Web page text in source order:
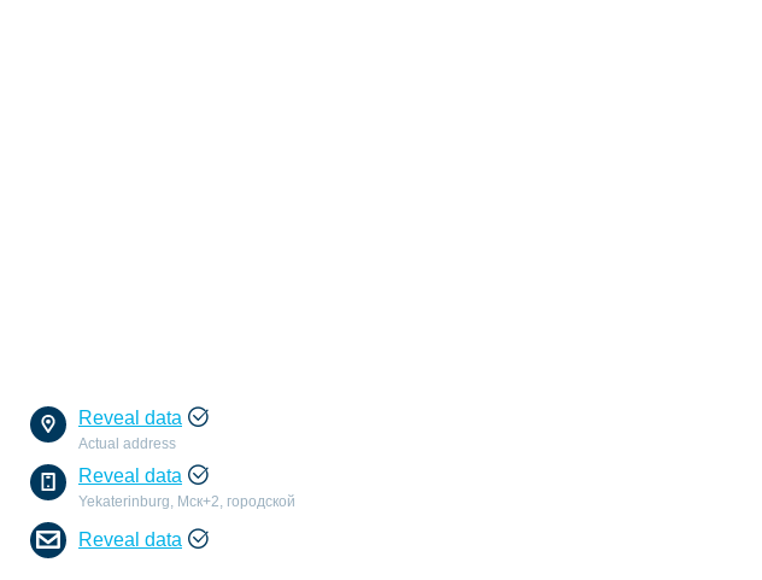
Reveal data
Actual address
Reveal data
Yekaterinburg, Мск+2, городской
Reveal data